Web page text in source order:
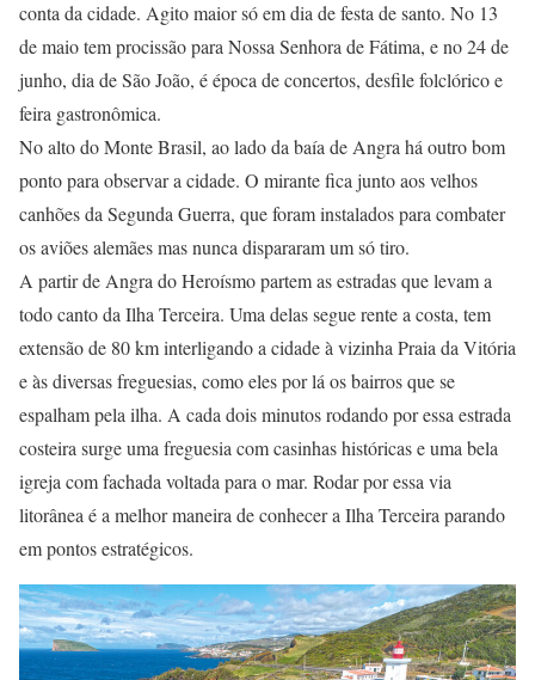
conta da cidade. Agito maior só em dia de festa de santo. No 13
de maio tem procissão para Nossa Senhora de Fátima, e no 24 de
junho, dia de São João, é época de concertos, desfile folclórico e
feira gastronômica.
No alto do Monte Brasil, ao lado da baía de Angra há outro bom
ponto para observar a cidade. O mirante fica junto aos velhos
canhões da Segunda Guerra, que foram instalados para combater
os aviões alemães mas nunca dispararam um só tiro.
A partir de Angra do Heroísmo partem as estradas que levam a
todo canto da Ilha Terceira. Uma delas segue rente a costa, tem
extensão de 80 km interligando a cidade à vizinha Praia da Vitória
e às diversas freguesias, como eles por lá os bairros que se
espalham pela ilha. A cada dois minutos rodando por essa estrada
costeira surge uma freguesia com casinhas históricas e uma bela
igreja com fachada voltada para o mar. Rodar por essa via
litorânea é a melhor maneira de conhecer a Ilha Terceira parando
em pontos estratégicos.